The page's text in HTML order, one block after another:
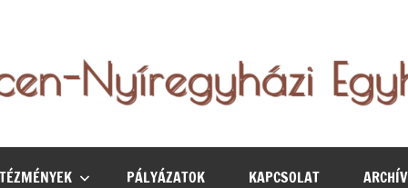
PÁLYÁZATOK KAPCSOLAT